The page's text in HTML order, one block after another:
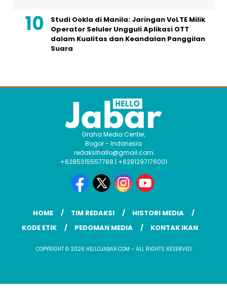
Studi Ookla di Manila: Jaringan VoLTE Milik
Operator Seluler Ungguli Aplikasi OTT
dalam Kualitas dan Keandalan Panggilan
Suara
Graha Media Center,
Bogor - Indonesia
redaksihallo@gmail.com
+6285315557788 | +6281297176001
HOME TIM REDAKSI
HISTORI MEDIA
KODE ETIK
PEDOMAN MEDIA KONTAK IKAN
COPYRIGHT © 2026 HELLOJABAR.COM - ALL RIGHTS RESERVED